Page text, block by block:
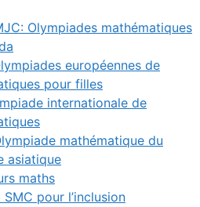
Olympiades mathématiques
européennes de
pour filles
internationale de
mathématique du
asiatique
maths
pour l’inclusion